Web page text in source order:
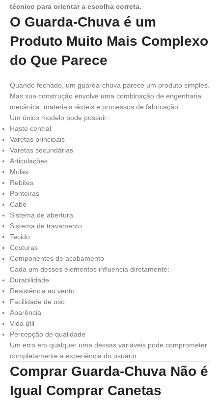
técnico para orientar a escolha correta.
O Guarda-Chuva é um
Produto Muito Mais Complexo
do Que Parece
Quando fechado, um guarda-chuva parece um produto simples.
Mas sua construção envolve uma combinação de engenharia
mecânica, materiais têxteis e processos de fabricação.
Um único modelo pode possuir:
Haste central
Varetas principais
Varetas secundárias
Articulações
Molas
Rebites
Ponteiras
Cabo
Sistema de abertura
Sistema de travamento
Tecido
Costuras
Componentes de acabamento
Cada um desses elementos influencia diretamente:
Durabilidade
Resistência ao vento
Facilidade de uso
Aparência
Vida útil
Percepção de qualidade
Um erro em qualquer uma dessas variáveis pode comprometer
completamente a experiência do usuário.
Comprar Guarda-Chuva Não é
Igual Comprar Canetas